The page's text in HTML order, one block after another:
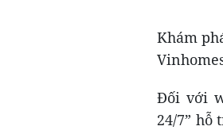
Khám
Đối với
24/7”